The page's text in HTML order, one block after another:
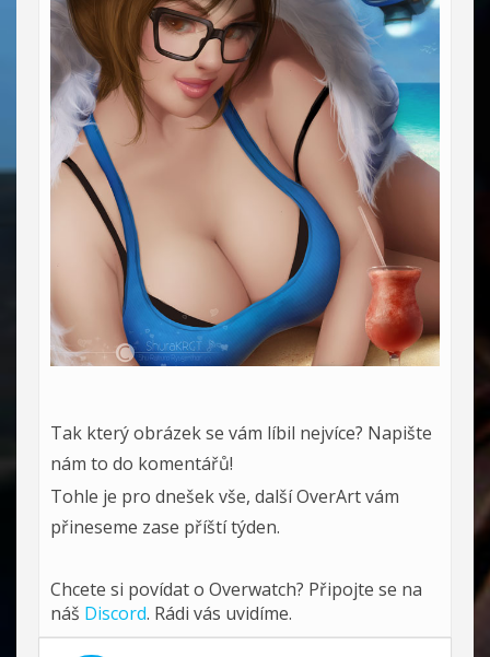
Tak který obrázek se vám líbil nejvíce? Napište
nám to do komentářů!
Tohle je pro dnešek vše, další OverArt vám
přineseme zase příští týden.
Chcete si povídat o Overwatch? Připojte se na
náš Discord. Rádi vás uvidíme.